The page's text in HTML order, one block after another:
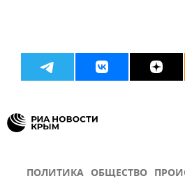
ПОЛИТИКА ОБЩЕСТВО